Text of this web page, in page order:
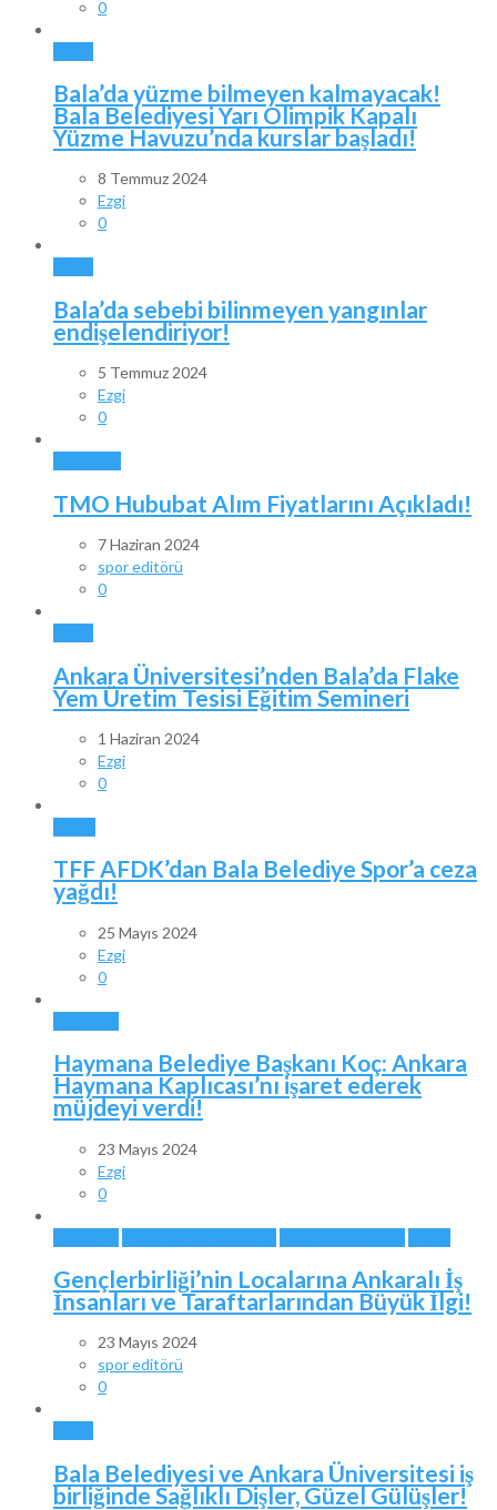
0
Bala’da yüzme bilmeyen kalmayacak!
Bala Belediyesi Yarı Olimpik Kapalı
Yüzme Havuzu’nda kurslar başladı!
8 Temmuz 2024
Ezgi
0
Bala’da sebebi bilinmeyen yangınlar
endişelendiriyor!
5 Temmuz 2024
Ezgi
0
TMO Hububat Alım Fiyatlarını Açıkladı!
7 Haziran 2024
spor editörü
0
Ankara Üniversitesi’nden Bala’da Flake
Yem Üretim Tesisi Eğitim Semineri
1 Haziran 2024
Ezgi
0
TFF AFDK’dan Bala Belediye Spor’a ceza
yağdı!
25 Mayıs 2024
Ezgi
0
Haymana Belediye Başkanı Koç: Ankara
Haymana Kaplıcası’nı işaret ederek
müjdeyi verdi!
23 Mayıs 2024
Ezgi
0
Gençlerbirliği’nin Localarına Ankaralı İş
İnsanları ve Taraftarlarından Büyük İlgi!
23 Mayıs 2024
spor editörü
0
Bala Belediyesi ve Ankara Üniversitesi iş
birliğinde Sağlıklı Dişler, Güzel Gülüşler!